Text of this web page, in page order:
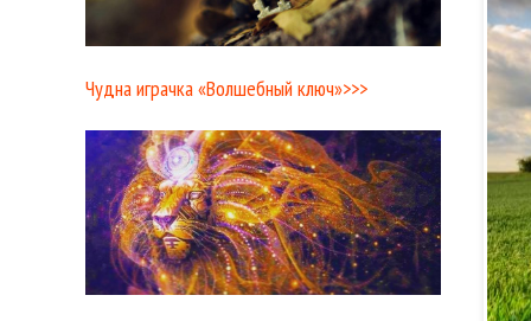
Чудна играчка «Волшебный ключ»>>>